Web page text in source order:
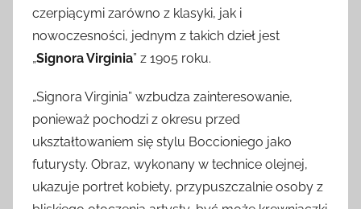
czerpiącymi zarówno z klasyki, jak i
nowoczesności, jednym z takich dzieł jest
„Signora Virginia” z 1905 roku.
„Signora Virginia” wzbudza zainteresowanie,
ponieważ pochodzi z okresu przed
ukształtowaniem się stylu Boccioniego jako
futurysty. Obraz, wykonany w technice olejnej,
ukazuje portret kobiety, przypuszczalnie osoby z